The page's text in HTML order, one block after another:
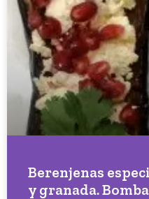
Berenjenas
y granada. Bomba